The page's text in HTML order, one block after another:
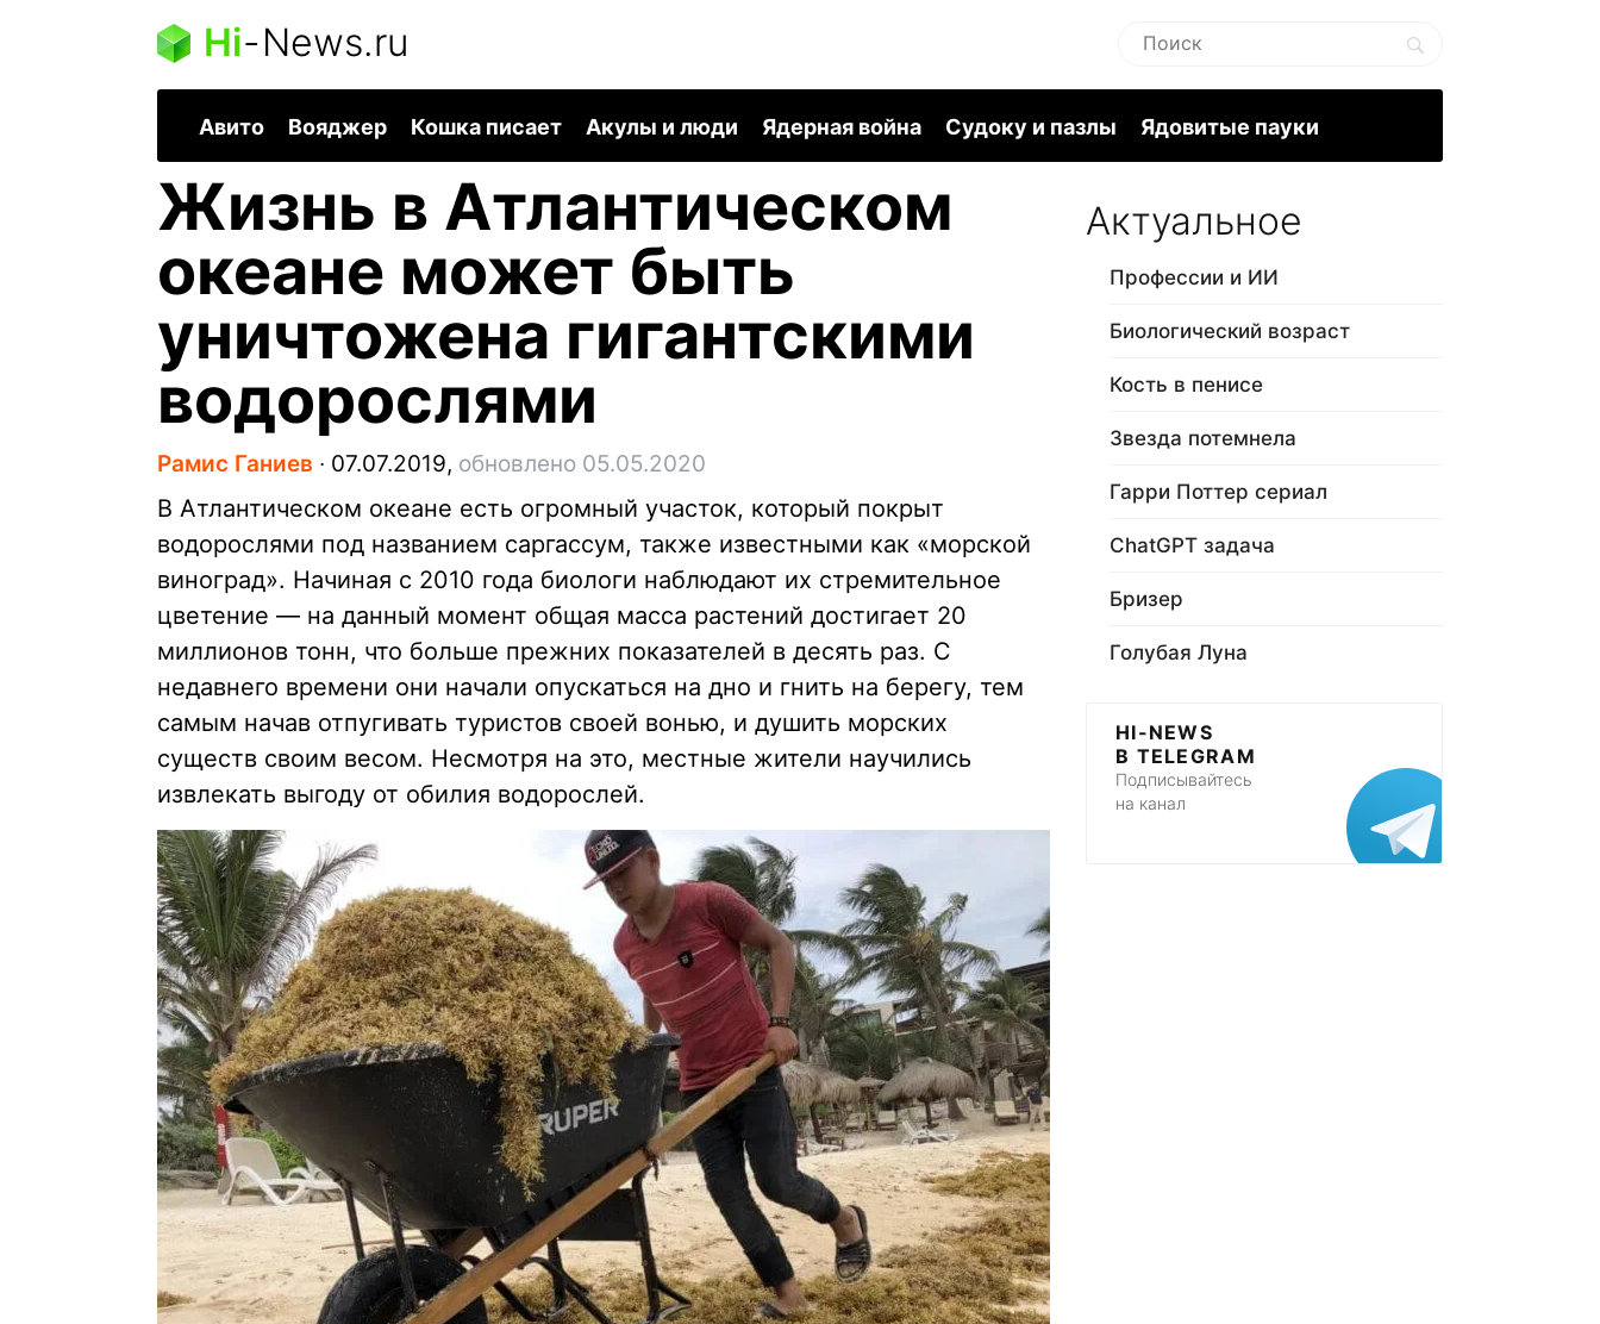
Hi-News.ru
Авито Вояджер Кошка писает Акулы и люди Ядерная война Судоку и пазлы Ядовитые пауки
Жизнь в Атлантическом
океане может быть
уничтожена гигантскими
водорослями
Рамис Ганиев ∙ 07.07.2019, обновлено 05.05.2020
В Атлантическом океане есть огромный участок, который покрыт
водорослями под названием саргассум, также известными как «морской
виноград». Начиная с 2010 года биологи наблюдают их стремительное
цветение — на данный момент общая масса растений достигает 20
миллионов тонн, что больше прежних показателей в десять раз. С
недавнего времени они начали опускаться на дно и гнить на берегу, тем
самым начав отпугивать туристов своей вонью, и душить морских
существ своим весом. Несмотря на это, местные жители научились
извлекать выгоду от обилия водорослей.
Актуальное
Профессии и ИИ
Биологический возраст
Кость в пенисе
Звезда потемнела
Гарри Поттер сериал
ChatGPT задача
Бризер
Голубая Луна
HI-NEWS
В TELEGRAM
Подписывайтесь
на канал